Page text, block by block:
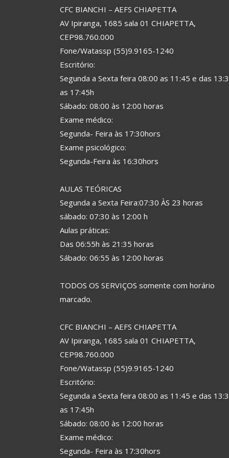
CFC BIANCHI – AEFS CHIAPETTA
AV Ipiranga, 1685 sala 01 CHIAPETTA,
CEP98.760.000
Fone/Watassp (55)9.9165-1240
Escritório:
Segunda a Sexta feira 08:00 as 11:45 e das
as 17:45h
Sábado: 08:00 às 12:00 horas
Exame médico:
Segunda- Feira às 17:30hors
Exame psicológico:
Segunda-Feira às 16:30hors
AULAS TEÓRICAS
Segunda a Sexta Feira:07:30 ÀS 23 horas
sábado: 07:30 às 12:00 h
Aulas práticas:
Das 06:55h às 21:35 horas
Sábado: 06:55 às 12:00 horas
TODOS OS SERVIÇOS somente com horário
marcado.
CFC BIANCHI – AEFS CHIAPETTA
AV Ipiranga, 1685 sala 01 CHIAPETTA,
CEP98.760.000
Fone/Watassp (55)9.9165-1240
Escritório:
Segunda a Sexta feira 08:00 as 11:45 e das
as 17:45h
Sábado: 08:00 às 12:00 horas
Exame médico:
Segunda- Feira às 17:30hors